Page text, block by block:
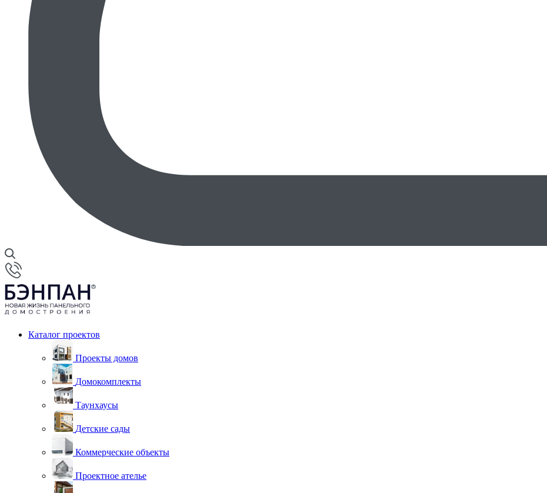
Каталог проектов
Проекты домов
Домокомплекты
Таунхаусы
Детские сады
Коммерческие объекты
Проектное ателье